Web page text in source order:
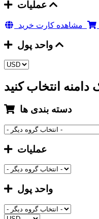
مشاهده کارت خرید
دسته بندی ها
عملیات
واحد پول